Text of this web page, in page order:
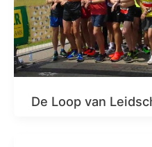
De Loop van